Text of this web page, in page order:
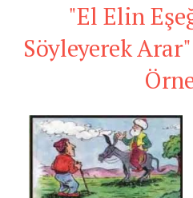
"El Elin
Söyleyerek